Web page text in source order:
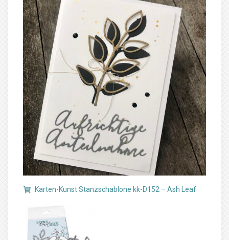
Karten-Kunst Stanzschablone kk-D152 – Ash Leaf